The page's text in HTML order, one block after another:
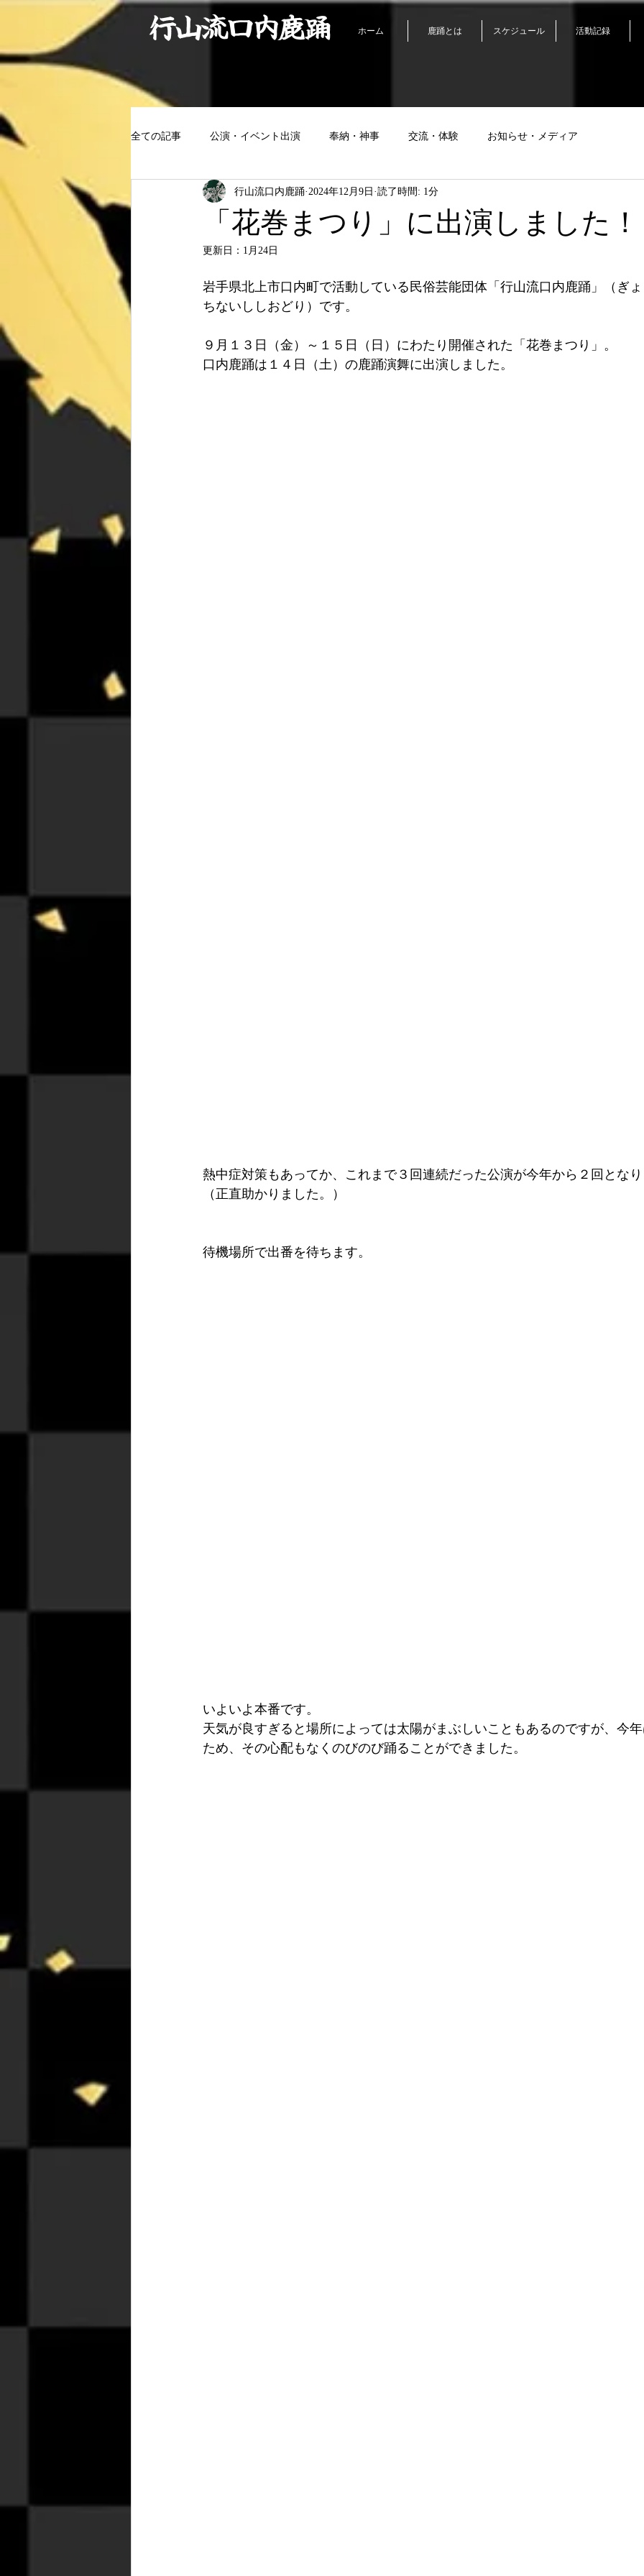
ホーム 鹿踊とは スケジュール 活動記録
行山流口内鹿踊
全ての記事 公演・イベント出演 奉納・神事 交流・体験 お知らせ・メディア
「花巻まつり」に出演しました！
行山流口内鹿踊 2024年12月9日 読了時間: 1分
更新日： 1月24日
岩手県北上市口内町で活動している民俗芸能団体「行山流口内鹿踊」（ぎ
ちないししおどり）です。
９月１３日（金）～１５日（日）にわたり開催された「花巻まつり」。
口内鹿踊は１４日（土）の鹿踊演舞に出演しました。
熱中症対策もあってか、これまで３回連続だった公演が今年から２回とな
（正直助かりました。）
待機場所で出番を待ちます。
いよいよ本番です。
天気が良すぎると場所によっては太陽がまぶしいこともあるのですが、今
ため、その心配もなくのびのび踊ることができました。